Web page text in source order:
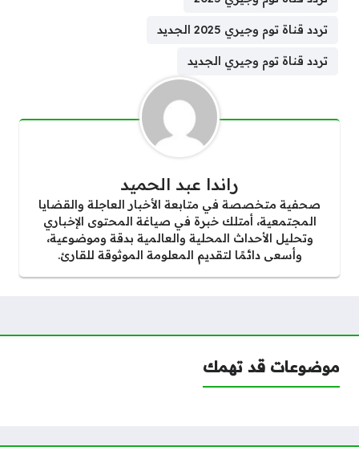
تردد قناة توم وجيري 2025 الجديد
تردد قناة توم وجيري الجديد
راندا عبد الحميد
صحفية متخصصة في متابعة الأخبار العاجلة والقضايا
المجتمعية، أمتلك خبرة في صياغة المحتوى الإخباري
وتحليل الأحداث المحلية والعالمية بدقة وموضوعية،
وأسعى دائمًا لتقديم المعلومة الموثوقة للقارئ.
موضوعات قد تهمك